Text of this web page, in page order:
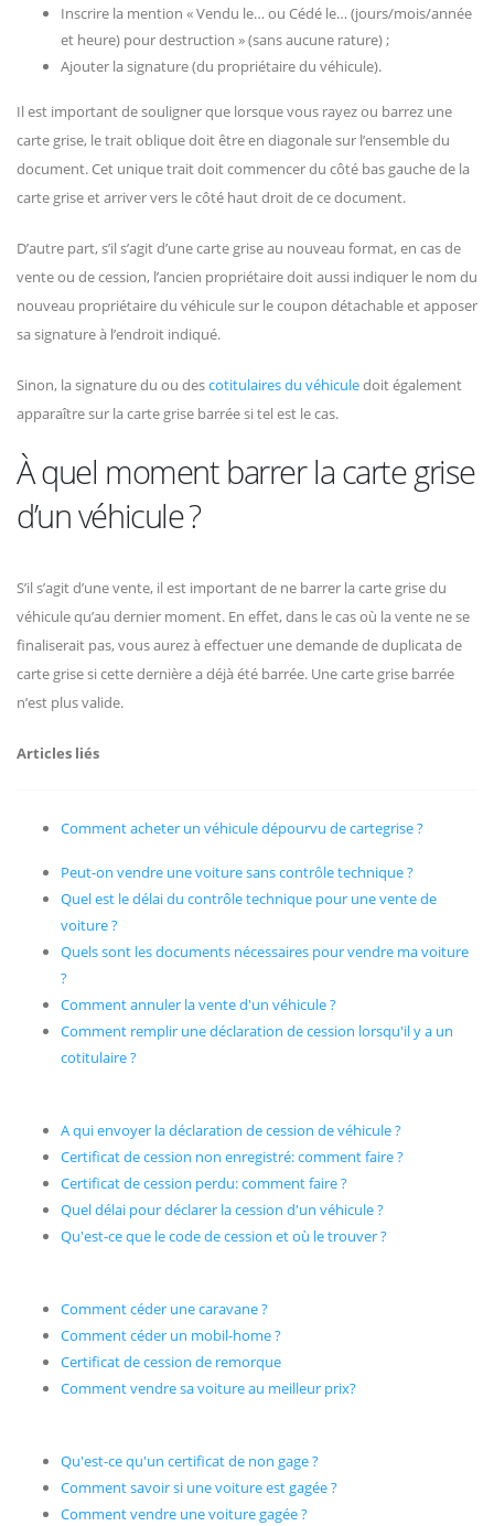
Inscrire la mention « Vendu le… ou Cédé le… (jours/mois/année
et heure) pour destruction » (sans aucune rature) ;
Ajouter la signature (du propriétaire du véhicule).
Il est important de souligner que lorsque vous rayez ou barrez une
carte grise, le trait oblique doit être en diagonale sur l’ensemble du
document. Cet unique trait doit commencer du côté bas gauche de la
carte grise et arriver vers le côté haut droit de ce document.
D’autre part, s’il s’agit d’une carte grise au nouveau format, en cas de
vente ou de cession, l’ancien propriétaire doit aussi indiquer le nom du
nouveau propriétaire du véhicule sur le coupon détachable et apposer
sa signature à l’endroit indiqué.
Sinon, la signature du ou descotitulaires du véhiculedoit également
apparaître sur la carte grise barrée si tel est le cas.
À quel moment barrer la carte grise
d’un véhicule ?
S’il s’agit d’une vente, il est important de ne barrer la carte grise du
véhicule qu’au dernier moment. En effet, dans le cas où la vente ne se
finaliserait pas, vous aurez à effectuer une demande de duplicata de
carte grise si cette dernière a déjà été barrée. Une carte grise barrée
n’est plus valide.
Articles liés
Comment acheter un véhicule dépourvu de cartegrise ?
Peut-on vendre une voiture sans contrôle technique ?
Quel est le délai du contrôle technique pour une vente de
voiture ?
Quels sont les documents nécessaires pour vendre ma voiture
?
Comment annuler la vente d'un véhicule ?
Comment remplir une déclaration de cession lorsqu'il y a un
cotitulaire ?
A qui envoyer la déclaration de cession de véhicule ?
Certificat de cession non enregistré: comment faire ?
Certificat de cession perdu: comment faire ?
Quel délai pour déclarer la cession d'un véhicule ?
Qu'est-ce que le code de cession et où le trouver ?
Comment céder une caravane ?
Comment céder un mobil-home ?
Certificat de cession de remorque
Comment vendre sa voiture au meilleur prix?
Qu'est-ce qu'un certificat de non gage ?
Comment savoir si une voiture est gagée ?
Comment vendre une voiture gagée ?